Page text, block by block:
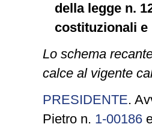
della legge n.
costituzionali
Lo schema
calce al vigente
PRESIDENTE.
Pietro n. 1-00186